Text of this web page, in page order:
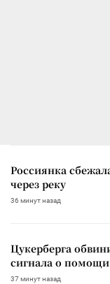
Россиянка
через реку
36 минут назад
Цукерберга
сигнала о помощи
37 минут назад